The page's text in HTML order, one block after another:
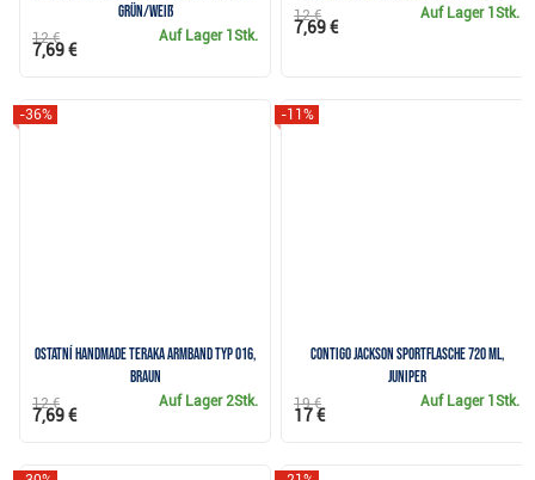
grün/weiß
Auf Lager 1Stk.
12 €
7,69 €
Auf Lager 1Stk.
12 €
7,69 €
Ostatní Handmade Teraka Armband Typ 016,
braun
-36%
Auf Lager2Stk.
12 €
7,69 €
Contigo Jackson Sportflasche 720 ml,
juniper
-11%
Auf Lager 1Stk.
19 €
17 €